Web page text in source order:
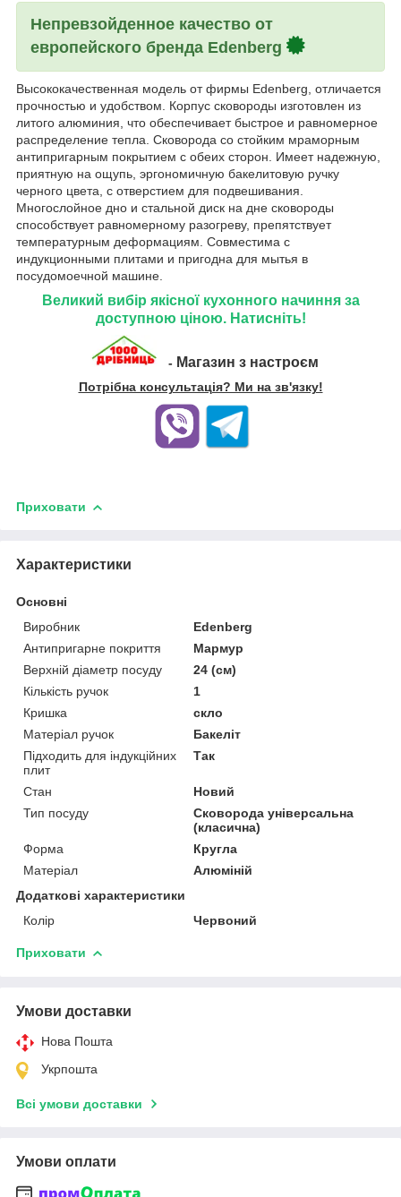
Непревзойденное качество от
европейского бренда Edenberg
Высококачественная модель от фирмы Edenberg, отличается
прочностью и удобством. Корпус сковороды изготовлен из
литого алюминия, что обеспечивает быстрое и равномерное
распределение тепла. Сковорода со стойким мраморным
антипригарным покрытием с обеих сторон. Имеет надежную,
приятную на ощупь, эргономичную бакелитовую ручку
черного цвета, с отверстием для подвешивания.
Многослойное дно и стальной диск на дне сковороды
способствует равномерному разогреву, препятствует
температурным деформациям. Совместима с
индукционными плитами и пригодна для мытья в
посудомоечной машине.
Великий вибір якісної кухонного начиння за
доступною ціною. Натисніть!
- Магазин з настроєм
Потрібна консультація? Ми на зв'язку!
Приховати
Характеристики
Основні
Виробник
Edenberg
Антипригарне покриття
Мармур
Верхній діаметр посуду
24 (см)
Кількість ручок
1
Кришка
скло
Матеріал ручок
Бакеліт
Підходить для індукційних
плит
Так
Стан
Новий
Тип посуду
Сковорода універсальна
(класична)
Форма
Кругла
Матеріал
Алюміній
Додаткові характеристики
Колір
Червоний
Приховати
Умови доставки
Нова Пошта
Укрпошта
Всі умови доставки
Умови оплати